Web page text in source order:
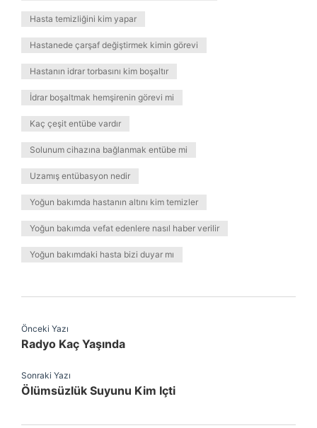
Hasta temizliğini kim yapar
Hastanede çarşaf değiştirmek kimin görevi
Hastanın idrar torbasını kim boşaltır
İdrar boşaltmak hemşirenin görevi mi
Kaç çeşit entübe vardır
Solunum cihazına bağlanmak entübe mi
Uzamış entübasyon nedir
Yoğun bakımda hastanın altını kim temizler
Yoğun bakımda vefat edenlere nasıl haber verilir
Yoğun bakımdaki hasta bizi duyar mı
Önceki Yazı
Radyo Kaç Yaşında
Sonraki Yazı
Ölümsüzlük Suyunu Kim Içti